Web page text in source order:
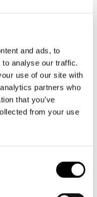
and ads, to
analyse our traffic.
use of our site with
partners who
that you’ve
from your use